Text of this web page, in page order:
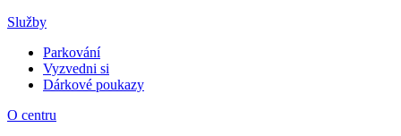
Služby
Parkování
Vyzvedni si
Dárkové poukazy
O centru